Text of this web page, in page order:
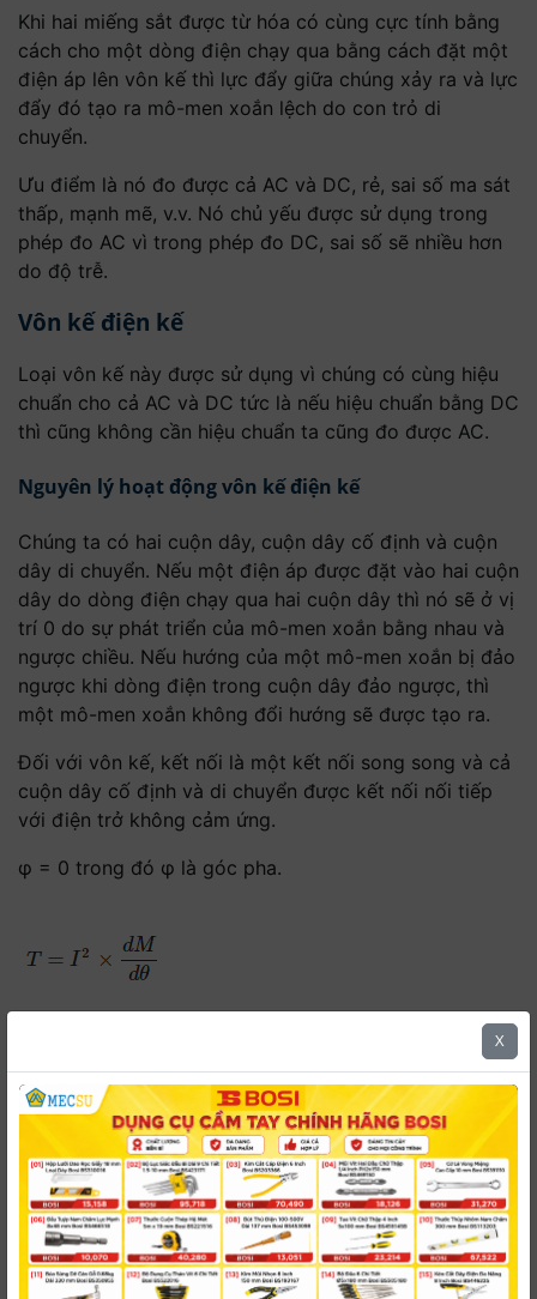
Khi hai miếng sắt được từ hóa có cùng cực tính bằng
cách cho một dòng điện chạy qua bằng cách đặt một
điện áp lên vôn kế thì lực đẩy giữa chúng xảy ra và lực
đẩy đó tạo ra mô-men xoắn lệch do con trỏ di
chuyển.
Ưu điểm là nó đo được cả AC và DC, rẻ, sai số ma sát
thấp, mạnh mẽ, v.v. Nó chủ yếu được sử dụng trong
phép đo AC vì trong phép đo DC, sai số sẽ nhiều hơn
do độ trễ.
Vôn kế điện kế
Loại vôn kế này được sử dụng vì chúng có cùng hiệu
chuẩn cho cả AC và DC tức là nếu hiệu chuẩn bằng DC
thì cũng không cần hiệu chuẩn ta cũng đo được AC.
Nguyên lý hoạt động vôn kế điện kế
Chúng ta có hai cuộn dây, cuộn dây cố định và cuộn
dây di chuyển. Nếu một điện áp được đặt vào hai cuộn
dây do dòng điện chạy qua hai cuộn dây thì nó sẽ ở vị
trí 0 do sự phát triển của mô-men xoắn bằng nhau và
ngược chiều. Nếu hướng của một mô-men xoắn bị đảo
ngược khi dòng điện trong cuộn dây đảo ngược, thì
một mô-men xoắn không đổi hướng sẽ được tạo ra.
Đối với vôn kế, kết nối là một kết nối song song và cả
cuộn dây cố định và di chuyển được kết nối nối tiếp
với điện trở không cảm ứng.
φ = 0 trong đó φ là góc pha.
I là cường độ dòng điện chạy trong mạch tính bằng
I = V/Z.
Trong đó,
V và Z lần lượt là điện áp đặt vào và trở kháng của
X